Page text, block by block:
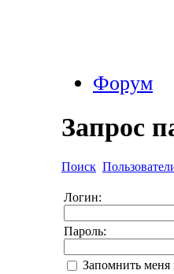
Форум
Запрос
Поиск
Логин:
Пароль:
Запомнить меня